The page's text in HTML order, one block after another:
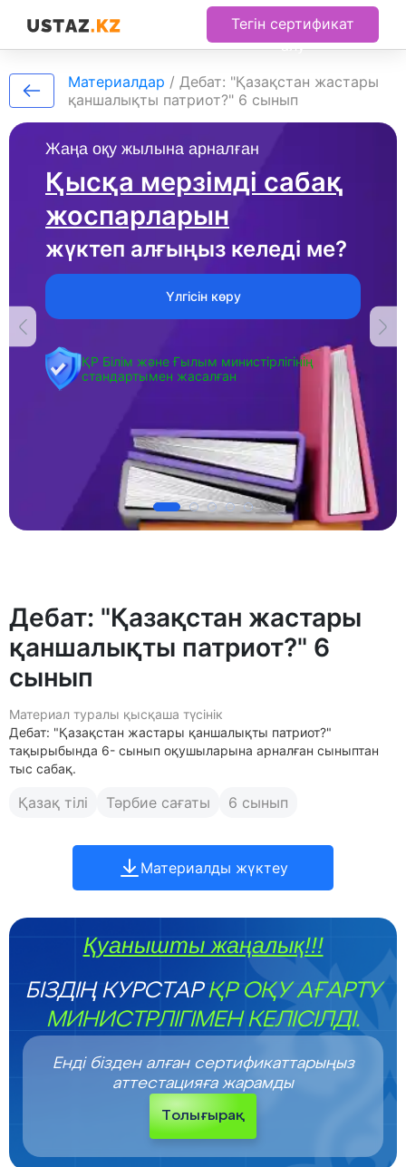
Тегін сертификат
алу
Жаңа оқу жылына арналған
Қысқа мерзімді сабақ
жоспарларын
жүктеп алғыңыз келеді ме?
Үлгісін көру
ҚР Білім және Ғылым министірлігінің
стандартымен жасалған
Материалдар / Дебат: "Қазақстан жастары
қаншалықты патриот?" 6 сынып
Дебат: "Қазақстан жастары
қаншалықты патриот?" 6
сынып
Материал туралы қысқаша түсінік
Дебат: "Қазақстан жастары қаншалықты патриот?"
тақырыбында 6- сынып оқушыларына арналған сыныптан
тыс сабақ.
Қазақ тілі Тәрбие сағаты 6 сынып
Материалды жүктеу
Қуанышты жаңалық!!!
БІЗДІҢ КУРСТАРҚР ОҚУ АҒАРТУ
МИНИСТРЛІГІМЕН КЕЛІСІЛДІ.
Енді бізден алған сертификаттарыңыз
аттестацияға жарамды
Толығырақ